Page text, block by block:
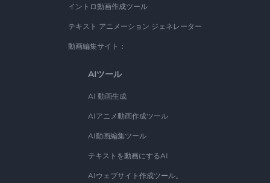
イントロ動画作成ツール
テキスト アニメーション ジェネレーター
動画編集サイト：
AIツール
AI 動画生成
AIアニメ動画作成ツール
AI動画編集ツール
テキストを動画にするAI
AIウェブサイト作成ツール。